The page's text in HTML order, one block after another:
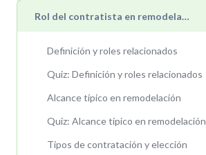
Rol del contratista en remodelación
Definición y roles relacionados
Quiz: Definición y roles relacionados
Alcance típico en remodelación
Quiz: Alcance típico en remodelación
Tipos de contratación y elección